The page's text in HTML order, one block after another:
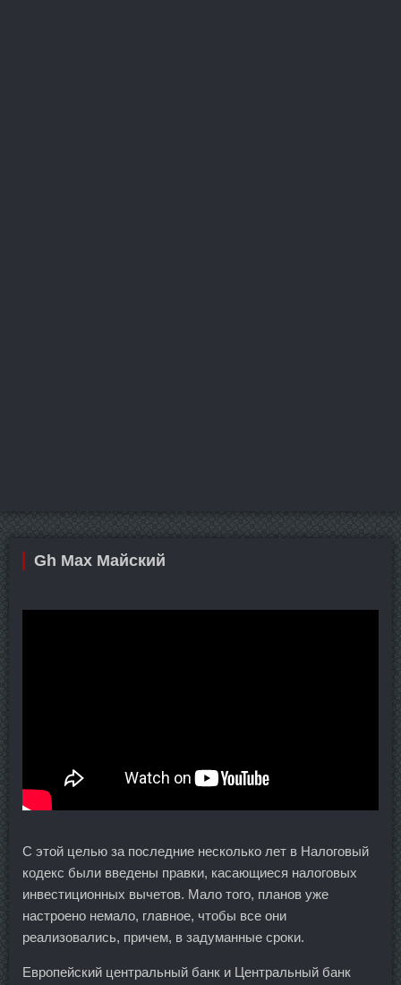
Gh Max Майский
С этой целью за последние несколько лет в Налоговый
кодекс были введены правки, касающиеся налоговых
инвестиционных вычетов. Мало того, планов уже
настроено немало, главное, чтобы все они
реализовались, причем, в задуманные сроки.
Европейский центральный банк и Центральный банк